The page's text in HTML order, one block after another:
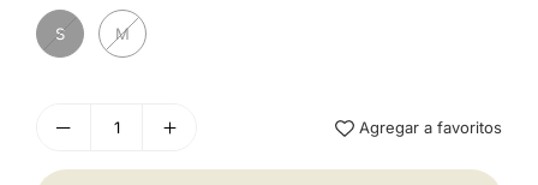
S M
Agregar a favoritos